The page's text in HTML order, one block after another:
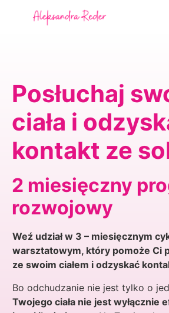
Posłuchaj
ciała i
kontakt ze
2 miesięczny
rozwojowy
Weź udział w 3 – miesięcznym
warsztatowym, który pomoże Ci
ze swoim ciałem i odzyskać
Bo odchudzanie nie jest tylko o
Twojego ciała nie jest wyłącznie